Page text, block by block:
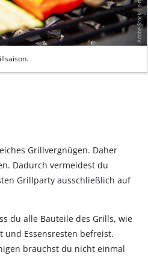
Grillvergnügen. Daher
Dadurch vermeidest du
Grillparty ausschließlich auf
du alle Bauteile des Grills, wie
und Essensresten befreist.
brauchst du nicht einmal